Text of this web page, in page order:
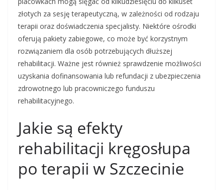
złotych za sesję terapeutyczną, w zależności od rodzaju
terapii oraz doświadczenia specjalisty. Niektóre ośrodki
oferują pakiety zabiegowe, co może być korzystnym
rozwiązaniem dla osób potrzebujących dłuższej
rehabilitacji. Ważne jest również sprawdzenie możliwości
uzyskania dofinansowania lub refundacji z ubezpieczenia
zdrowotnego lub pracowniczego funduszu
rehabilitacyjnego.
Jakie są efekty
rehabilitacji kręgosłupa
po terapii w Szczecinie